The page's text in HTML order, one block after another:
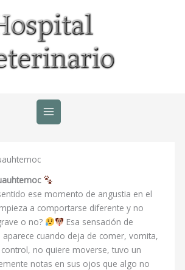
ese momento de angustia en el
a comportarse diferente y no
o no?
Esa sensación de
aparece cuando deja de comer, vomita,
no quiere moverse, tuvo un
notas en sus ojos que algo no